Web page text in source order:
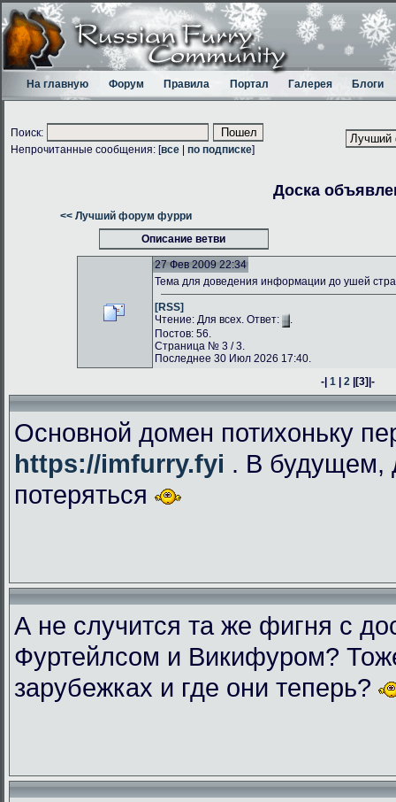
На главную Форум Правила Портал Галерея Блоги
Поиск:
Непрочитанные сообщения: [все по подписке]
Доска
<< Лучший форум фурри
Описание ветви
27 Фев 2009 22:34
Тема для доведения информации до ушей
[RSS]
Чтение: Для всех. Ответ:
.
Постов: 56.
Страница № 3 / 3.
Последнее 30 Июл 2026 17:40.
-|1 |2 |[3]|-
Основной домен потихоньку
https://imfurry.fyi . В будущем,
потеряться
А не случится та же фигня с
Фуртейлсом и Викифуром?
зарубежках и где они теперь?